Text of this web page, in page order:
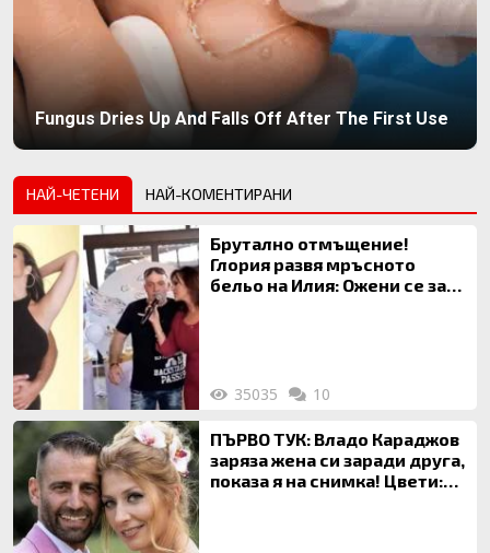
Fungus Dries Up And Falls Off After The First Use
НАЙ-ЧЕТЕНИ НАЙ-КОМЕНТИРАНИ
Брутално отмъщение!
Глория развя мръсното
бельо на Илия: Ожени се за
35035 10
ПЪРВО ТУК: Владо Караджов
заряза жена си заради друга,
показа я на снимка! Цвети: